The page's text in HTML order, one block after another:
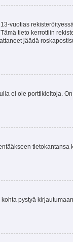
vuotias
tieto kerrottiin
jäädä
ei ole porttikieltoja.
tietokantansa
pystyä